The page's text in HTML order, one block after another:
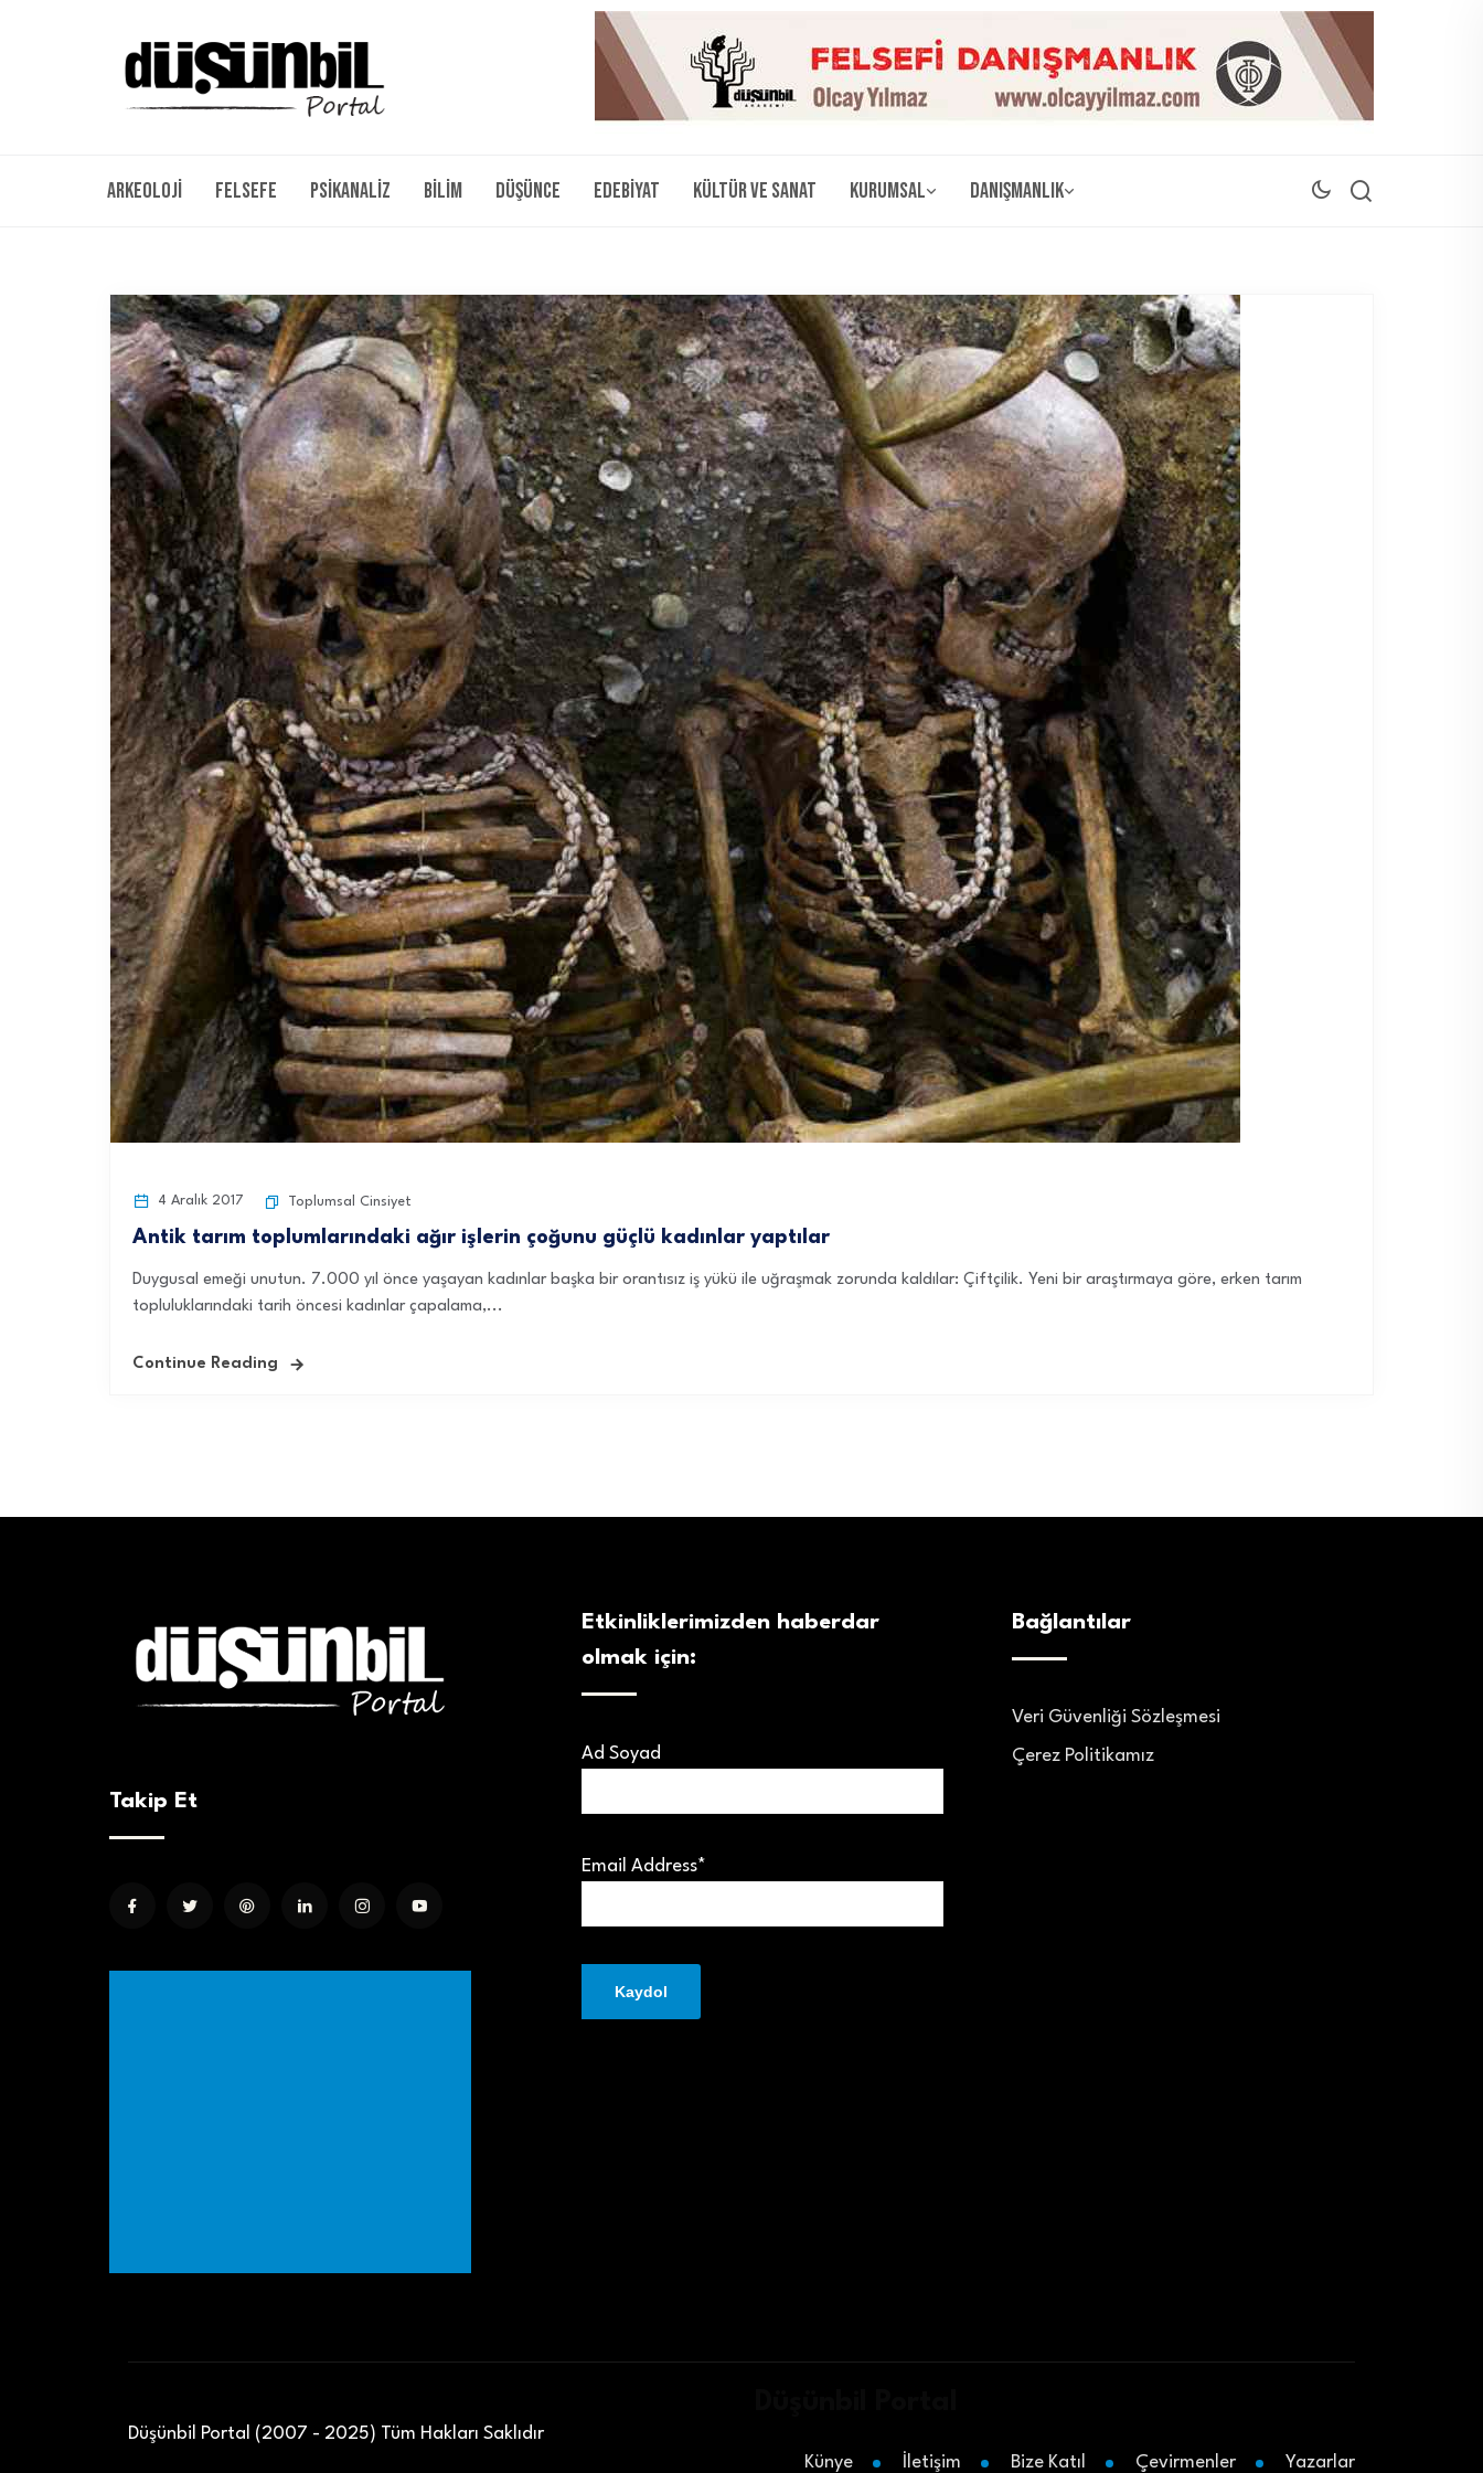
Arkeoloji Felsefe Psikanaliz Bilim Düşünce Edebiyat Kültür ve Sanat Kurumsal Danışmanlık
4 Aralık 2017 Toplumsal Cinsiyet
Antik tarım toplumlarındaki ağır işlerin çoğunu güçlü kadınlar yaptılar
Duygusal emeği unutun. 7.000 yıl önce yaşayan kadınlar başka bir orantısız iş yükü ile uğraşmak zorunda kaldılar: Çiftçilik. Yeni bir araştırmaya göre, erken tarım
topluluklarındaki tarih öncesi kadınlar çapalama,...
Continue Reading
Takip Et
Etkinliklerimizden haberdar
olmak için:
Ad Soyad
Email Address*
Bağlantılar
Veri Güvenliği Sözleşmesi
Çerez Politikamız
Düşünbil Portal (2007 - 2025) Tüm Hakları Saklıdır
Künye İletişim Bize Katıl Çevirmenler Yazarlar